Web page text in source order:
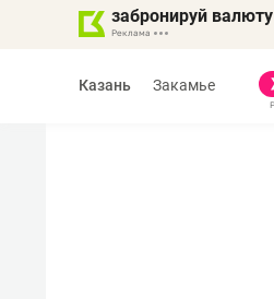
забронируй валюту
Казань Закамье